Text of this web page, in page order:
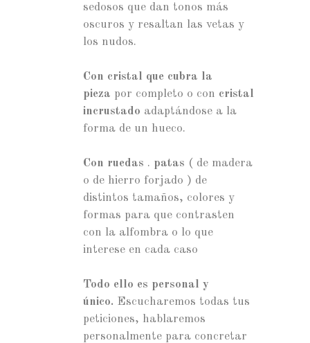
sedosos que dan tonos más
oscuros y resaltan las vetas y
los nudos.
Con cristal que cubra la
pieza por completo o con cristal
incrustado adaptándose a la
forma de un hueco.
Con ruedas . patas ( de madera
o de hierro forjado ) de
distintos tamaños, colores y
formas para que contrasten
con la alfombra o lo que
interese en cada caso
Todo ello es personal y
único. Escucharemos todas tus
peticiones, hablaremos
personalmente para concretar